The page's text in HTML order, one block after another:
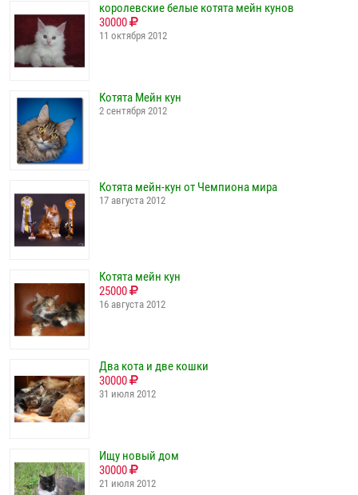
королевские белые котята мейн кунов
30000
11 октября 2012
Котята Мейн кун
2 сентября 2012
Котята мейн-кун от Чемпиона мира
17 августа 2012
Котята мейн кун
25000
16 августа 2012
Два кота и две кошки
30000
31 июля 2012
Ищу новый дом
30000
21 июля 2012